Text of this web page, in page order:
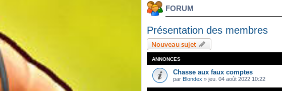
FORUM
Présentation des membres
Nouveau sujet
ANNONCES
Chasse aux faux comptes
par Blondex » jeu. 04 août 2022 10:22